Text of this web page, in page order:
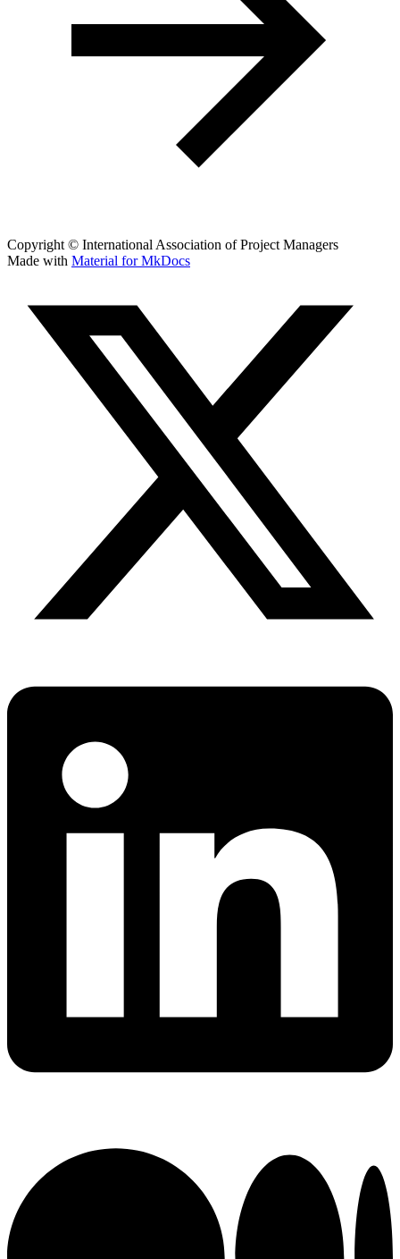
Copyright © International Association of Project Managers
Made with Material for MkDocs